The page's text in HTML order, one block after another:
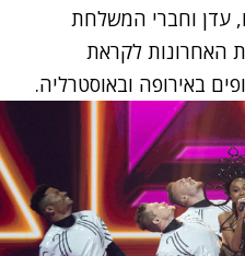
עדן וחברי המשלחת
האחרונות לקראת